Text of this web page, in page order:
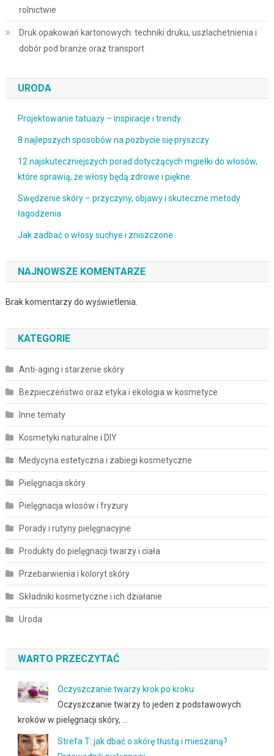
rolnictwie
Druk opakowań kartonowych: techniki druku, uszlachetnienia i
dobór pod branże oraz transport
URODA
Projektowanie tatuaży – inspiracje i trendy
8 najlepszych sposobów na pozbycie się pryszczy
12 najskuteczniejszych porad dotyczących mgiełki do włosów,
które sprawią, że włosy będą zdrowe i piękne.
Swędzenie skóry – przyczyny, objawy i skuteczne metody
łagodzenia
Jak zadbać o włosy suchye i zniszczone
NAJNOWSZE KOMENTARZE
Brak komentarzy do wyświetlenia.
KATEGORIE
Anti-aging i starzenie skóry
Bezpieczeństwo oraz etyka i ekologia w kosmetyce
Inne tematy
Kosmetyki naturalne i DIY
Medycyna estetyczna i zabiegi kosmetyczne
Pielęgnacja skóry
Pielęgnacja włosów i fryzury
Porady i rutyny pielęgnacyjne
Produkty do pielęgnacji twarzy i ciała
Przebarwienia i koloryt skóry
Składniki kosmetyczne i ich działanie
Uroda
WARTO PRZECZYTAĆ
Oczyszczanie twarzy krok po kroku
Oczyszczanie twarzy to jeden z podstawowych
kroków w pielęgnacji skóry, …
Strefa T: jak dbać o skórę tłustą i mieszaną?